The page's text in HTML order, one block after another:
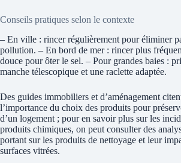
Conseils pratiques selon le contexte
– En ville : rincer régulièrement pour éliminer
pollution. – En bord de mer : rincer plus
douce pour ôter le sel. – Pour grandes baies :
manche télescopique et une raclette adaptée.
Des guides immobiliers et d’aménagement
l’importance du choix des produits pour
d’un logement ; pour en savoir plus sur les
produits chimiques, on peut consulter des
portant sur les produits de nettoyage et leur
surfaces vitrées.